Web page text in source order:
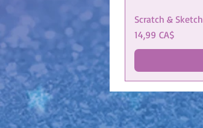
Scratch & Sketch
Prezzo
14,99 CA$